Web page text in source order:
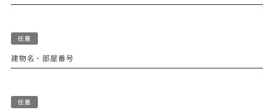
建物名・部屋番号